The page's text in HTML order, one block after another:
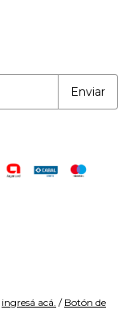
ingresá acá. / Botón de